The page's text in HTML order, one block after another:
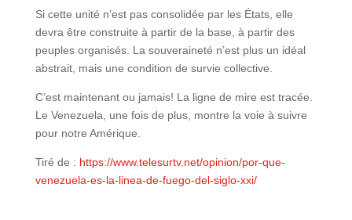
Si cette unité n’est pas consolidée par les États, elle
devra être construite à partir de la base, à partir des
peuples organisés. La souveraineté n’est plus un idéal
abstrait, mais une condition de survie collective.
C’est maintenant ou jamais! La ligne de mire est tracée.
Le Venezuela, une fois de plus, montre la voie à suivre
pour notre Amérique.
Tiré de : https://www.telesurtv.net/opinion/por-que-
venezuela-es-la-linea-de-fuego-del-siglo-xxi/